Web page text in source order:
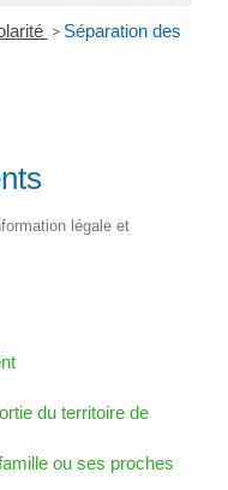
> Séparation des
légale et
du territoire de
ou ses proches